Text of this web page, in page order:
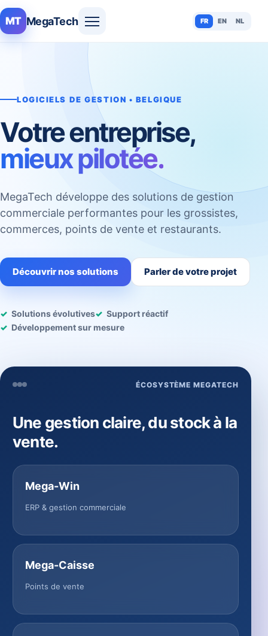
MT MegaTech FR EN NL
LOGICIELS DE GESTION • BELGIQUE
Votre entreprise,
mieux pilotée.
MegaTech développe des solutions de gestion
commerciale performantes pour les grossistes,
commerces, points de vente et restaurants.
Découvrir nos solutions Parler de votre projet
Solutions évolutives
Support réactif
Développement sur mesure
ÉCOSYSTÈME MEGATECH
Une gestion claire, du stock à la
vente.
Mega-Win
ERP & gestion commerciale
Mega-Caisse
Points de vente